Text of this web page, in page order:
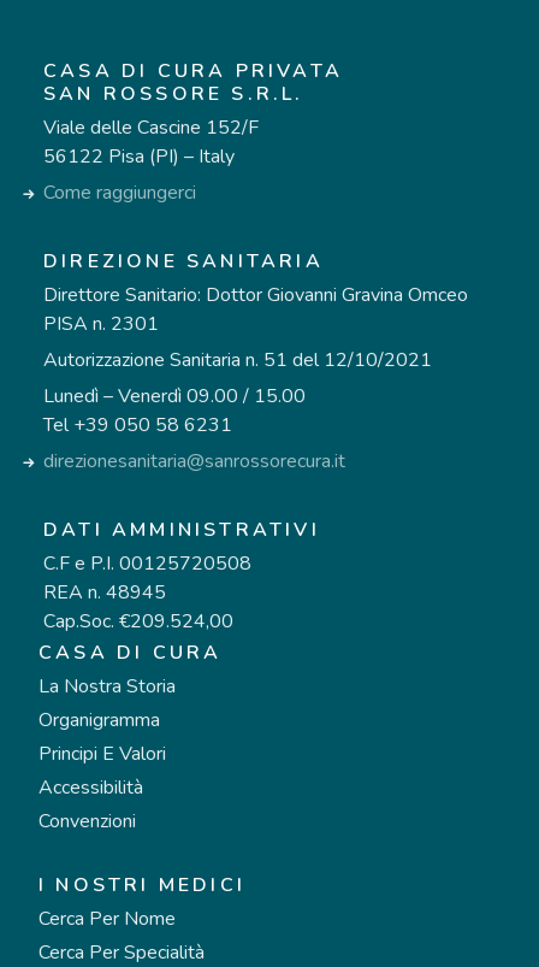
CASA DI CURA PRIVATA
SAN ROSSORE S.R.L.
Viale delle Cascine 152/F
56122 Pisa (PI) – Italy
Come raggiungerci
DIREZIONE SANITARIA
Direttore Sanitario: Dottor Giovanni Gravina Omceo
PISA n. 2301
Autorizzazione Sanitaria n. 51 del 12/10/2021
Lunedì – Venerdì 09.00 / 15.00
Tel +39 050 58 6231
direzionesanitaria@sanrossorecura.it
DATI AMMINISTRATIVI
C.F e P.I. 00125720508
REA n. 48945
Cap.Soc. €209.524,00
CASA DI CURA
La Nostra Storia
Organigramma
Principi E Valori
Accessibilità
Convenzioni
I NOSTRI MEDICI
Cerca Per Nome
Cerca Per Specialità